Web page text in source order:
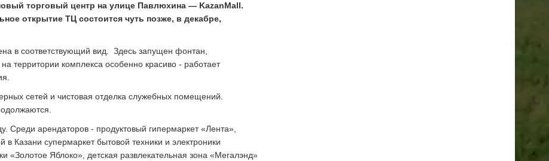
торговый центр на улице Павлюхина — KazanMall.
открытие ТЦ состоится чуть позже, в декабре,
в соответствующий вид. Здесь запущен фонтан,
территории комплекса особенно красиво - работает
сетей и чистовая отделка служебных помещений.
Среди арендаторов - продуктовый гипермаркет «Лента»,
Казани супермаркет бытовой техники и электроники
«Золотое Яблоко», детская развлекательная зона «Мегалэнд»